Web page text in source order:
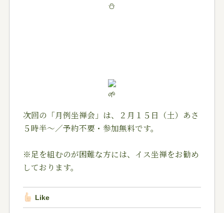
次回の「月例坐禅会」は、２月１５日（土）あさ
５時半～／予約不要・参加無料です。
※足を組むのが困難な方には、イス坐禅をお勧め
しております。
Like